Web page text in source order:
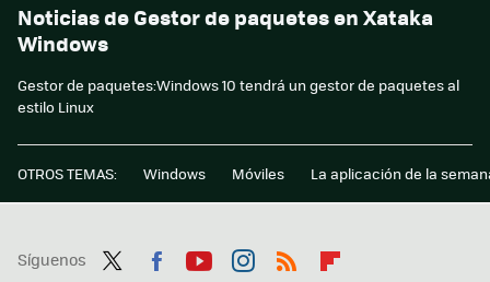
Noticias de Gestor de paquetes en Xataka
Windows
Gestor de paquetes:Windows 10 tendrá un gestor de paquetes al
estilo Linux
OTROS TEMAS: Windows Móviles La aplicación de la
Síguenos